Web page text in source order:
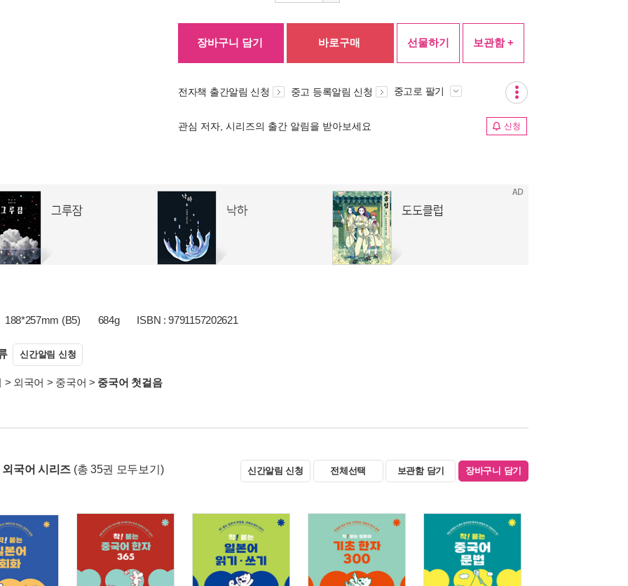
장바구니 담기 바로구매 선물하기 보관함 +
전자책 출간알림 신청 중고 등록알림 신청 중고로 팔기
관심 저자, 시리즈의 출간 알림을 받아보세요 신청
188*257mm (B5) 684g ISBN : 9791157202621
신간알림 신청
> 외국어 > 중국어 > 중국어 첫걸음
국어 시리즈 (총 35권 모두보기) 신간알림 신청 전체선택 보관함 담기 장바구니 담기